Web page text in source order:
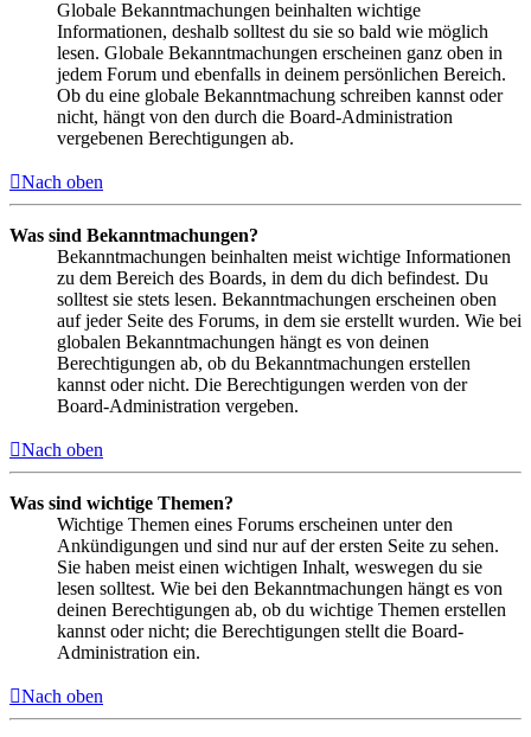
Globale Bekanntmachungen beinhalten wichtige
Informationen, deshalb solltest du sie so bald wie möglich
lesen. Globale Bekanntmachungen erscheinen ganz oben in
jedem Forum und ebenfalls in deinem persönlichen Bereich.
Ob du eine globale Bekanntmachung schreiben kannst oder
nicht, hängt von den durch die Board-Administration
vergebenen Berechtigungen ab.
Nach oben
Was sind Bekanntmachungen?
Bekanntmachungen beinhalten meist wichtige Informationen
zu dem Bereich des Boards, in dem du dich befindest. Du
solltest sie stets lesen. Bekanntmachungen erscheinen oben
auf jeder Seite des Forums, in dem sie erstellt wurden. Wie bei
globalen Bekanntmachungen hängt es von deinen
Berechtigungen ab, ob du Bekanntmachungen erstellen
kannst oder nicht. Die Berechtigungen werden von der
Board-Administration vergeben.
Nach oben
Was sind wichtige Themen?
Wichtige Themen eines Forums erscheinen unter den
Ankündigungen und sind nur auf der ersten Seite zu sehen.
Sie haben meist einen wichtigen Inhalt, weswegen du sie
lesen solltest. Wie bei den Bekanntmachungen hängt es von
deinen Berechtigungen ab, ob du wichtige Themen erstellen
kannst oder nicht; die Berechtigungen stellt die Board-
Administration ein.
Nach oben